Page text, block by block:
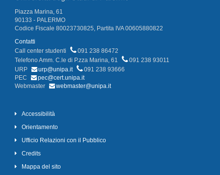
Piazza Marina, 61
90133 - PALERMO
Codice Fiscale 80023730825, Partita IVA 00605880822
Contatti
Call center studenti
091 238 86472
Telefono Amm. C.le di P.zza Marina, 61
091 238 93011
URP
urp@unipa.it
091 238 93666
PEC
pec@cert.unipa.it
Webmaster
webmaster@unipa.it
Accessibilità
Orientamento
Ufficio Relazioni con il Pubblico
Credits
Mappa del sito